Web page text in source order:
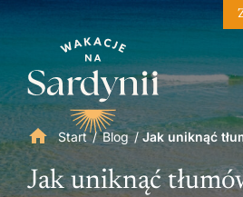
Start/Blog/ Jak uniknąć
Jak uniknąć